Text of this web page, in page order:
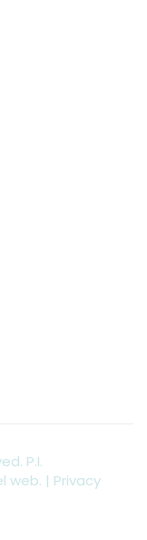
P.I.
web. | Privacy